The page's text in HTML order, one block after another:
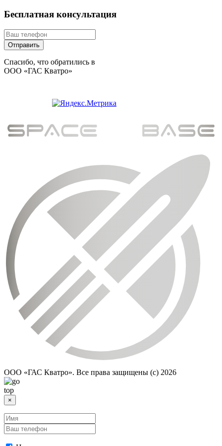
Бесплатная консультация
Спасибо, что обратились в
ООО «ГАС Кватро»
ООО «ГАС Кватро». Все права защищены (c) 2026
×